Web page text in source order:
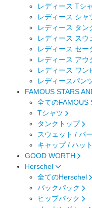
レディース Tシ
レディース シ
レディース タ
レディース ス
レディース セ
レディース ア
レディース ワ
レディースパン
FAMOUS STARS
全てのFAMOUS
Tシャツ
タンクトップ
スウェット / パ
キャップ / ハッ
GOOD WORTH
Herschel
全てのHerschel
バックパック
ヒップパック